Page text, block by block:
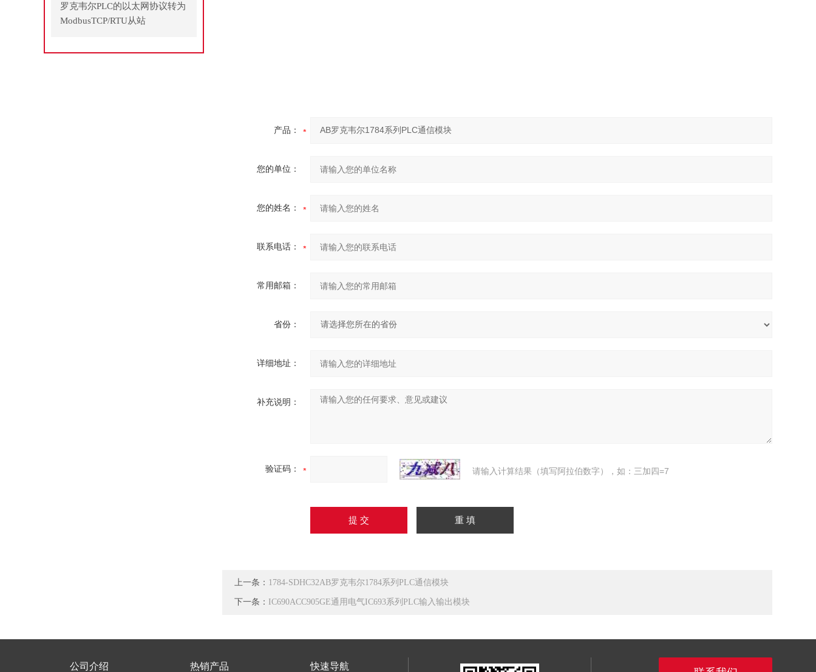
罗克韦尔PLC的以太网协议转为
ModbusTCP/RTU从站
产品：
您的单位：
您的姓名：
联系电话：
常用邮箱：
省份：
详细地址：
补充说明：
验证码： 请输入计算结果（填写阿拉伯数字），如：三加四=7
上一条： 1784-SDHC32AB罗克韦尔1784系列PLC通信模块
下一条： IC690ACC905GE通用电气IC693系列PLC输入输出模块
公司介绍 热销产品 快速导航